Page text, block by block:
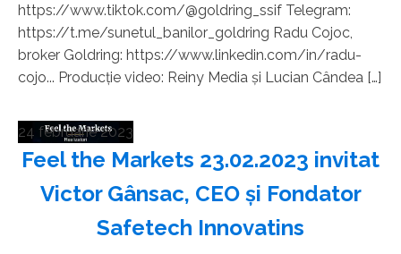
https://www.tiktok.com/@goldring_ssif Telegram:
https://t.me/sunetul_banilor_goldring Radu Cojoc,
broker Goldring: https://www.linkedin.com/in/radu-
cojo... Producție video: Reiny Media și Lucian Cândea […]
24 februarie 2023
Feel the Markets 23.02.2023 invitat
Victor Gânsac, CEO și Fondator
Safetech Innovatins